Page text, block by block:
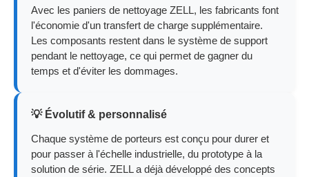
Avec les paniers de nettoyage ZELL, les fabricants font
l'économie d'un transfert de charge supplémentaire.
Les composants restent dans le système de support
pendant le nettoyage, ce qui permet de gagner du
temps et d'éviter les dommages.
💡 Évolutif & personnalisé
Chaque système de porteurs est conçu pour durer et
pour passer à l'échelle industrielle, du prototype à la
solution de série. ZELL a déjà développé des concepts